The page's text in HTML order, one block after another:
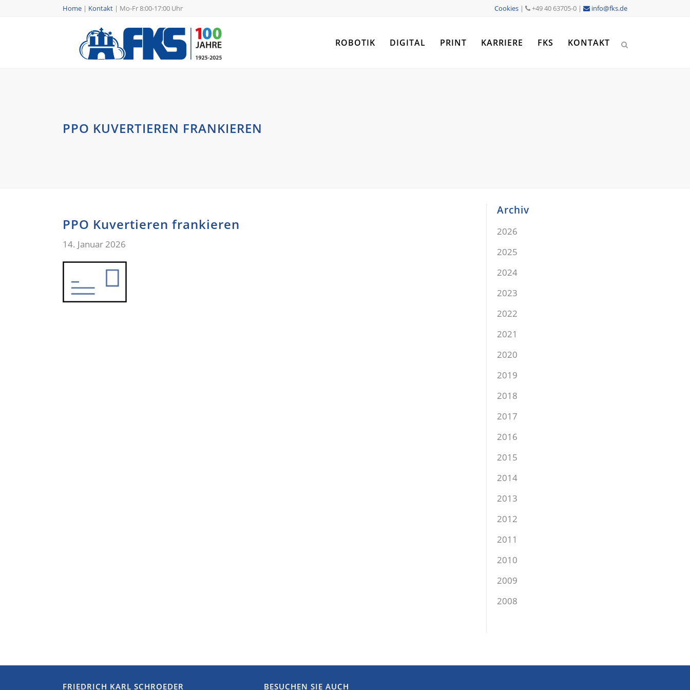
Home | Kontakt | Mo-Fr 8:00-17:00 Uhr Cookies | +49 40 63705-0 | info@fks.de
ROBOTIK DIGITAL PRINT KARRIERE FKS KONTAKT
PPO KUVERTIEREN FRANKIEREN
PPO Kuvertieren frankieren
14. Januar 2026
Archiv
2026
2025
2024
2023
2022
2021
2020
2019
2018
2017
2016
2015
2014
2013
2012
2011
2010
2009
2008
FRIEDRICH KARL SCHROEDER BESUCHEN SIE AUCH